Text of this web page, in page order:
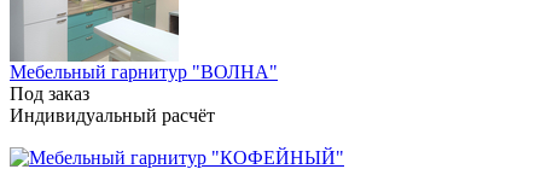
Мебельный гарнитур "ВОЛНА"
Под заказ
Индивидуальный расчёт